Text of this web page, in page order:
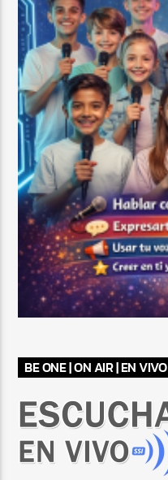
BE ONE | ON AIR | EN VIVO